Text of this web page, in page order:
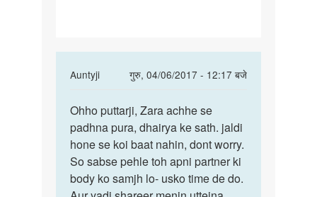
Auntyji
गुरु, 04/06/2017 - 12:17 बजे
In
to
Hello
mam
mera
age
18
Ohho
puttarji,
Zara
achhe
se
Ohho puttarji, Zara achhe se
padhna pura, dhairya ke sath. jaldi
hone se koi baat nahin, dont worry.
So sabse pehle toh apni partner ki
body ko samjh lo- usko time de do.